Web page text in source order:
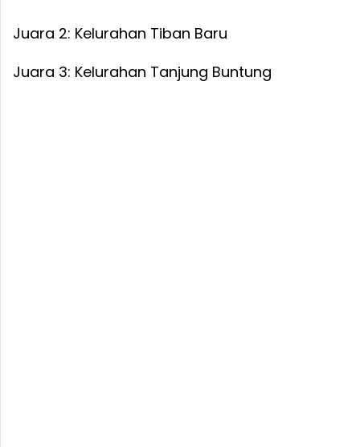
Juara 2: Kelurahan Tiban Baru
Juara 3: Kelurahan Tanjung Buntung